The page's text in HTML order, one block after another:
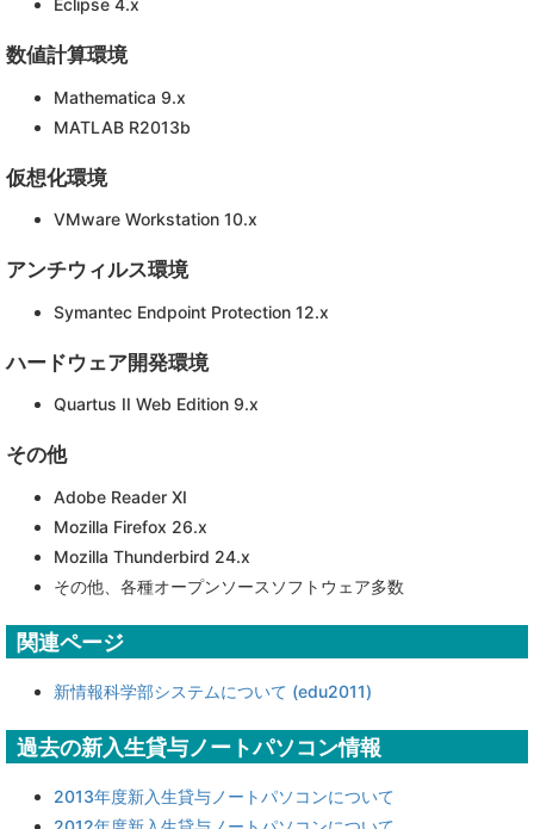
Eclipse 4.x
数値計算環境
Mathematica 9.x
MATLAB R2013b
仮想化環境
VMware Workstation 10.x
アンチウィルス環境
Symantec Endpoint Protection 12.x
ハードウェア開発環境
Quartus II Web Edition 9.x
その他
Adobe Reader XI
Mozilla Firefox 26.x
Mozilla Thunderbird 24.x
その他、各種オープンソースソフトウェア多数
関連ページ
新情報科学部システムについて (edu2011)
過去の新入生貸与ノートパソコン情報
2013年度新入生貸与ノートパソコンについて